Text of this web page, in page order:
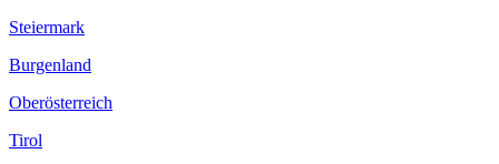
Steiermark
Burgenland
Oberösterreich
Tirol